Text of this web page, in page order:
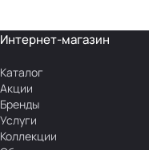
Интернет-магазин
Каталог
Акции
Бренды
Услуги
Коллекции